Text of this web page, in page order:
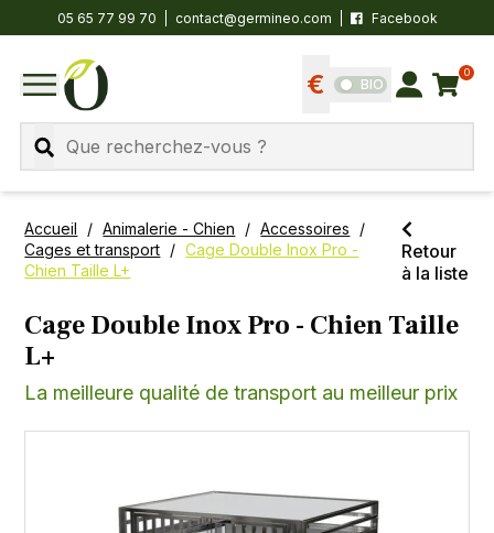
05 65 77 99 70 contact@germineo.com Facebook
MENU
Afficher les tarifs
BIO Se connecter
0
Panier
Accueil Animalerie - Chien
Accessoires
Cages et transport
Cage Double Inox Pro -
Chien Taille L+
Retour
à la liste
Cage Double Inox Pro - Chien Taille
L+
La meilleure qualité de transport au meilleur prix